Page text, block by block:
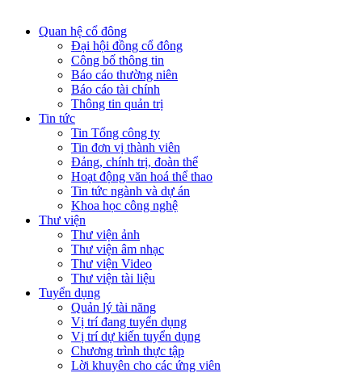
Quan hệ cổ đông
Đại hội đồng cổ đông
Công bố thông tin
Báo cáo thường niên
Báo cáo tài chính
Thông tin quản trị
Tin tức
Tin Tổng công ty
Tin đơn vị thành viên
Đảng, chính trị, đoàn thể
Hoạt động văn hoá thể thao
Tin tức ngành và dự án
Khoa học công nghệ
Thư viện
Thư viện ảnh
Thư viện âm nhạc
Thư viện Video
Thư viện tài liệu
Tuyển dụng
Quản lý tài năng
Vị trí đang tuyển dụng
Vị trí dự kiến tuyển dụng
Chương trình thực tập
Lời khuyên cho các ứng viên